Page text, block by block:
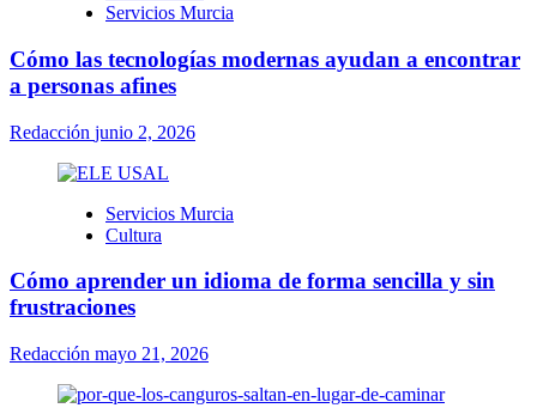
Servicios Murcia
Cómo las tecnologías modernas ayudan a encontrar
a personas afines
Redacción junio 2, 2026
Servicios Murcia
Cultura
Cómo aprender un idioma de forma sencilla y sin
frustraciones
Redacción mayo 21, 2026